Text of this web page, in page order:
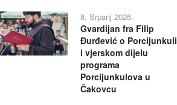
8. Srpanj 2026.
Gvardijan fra Filip
Đurđević o Porcijunkuli
i vjerskom dijelu
programa
Porcijunkulova u
Čakovcu